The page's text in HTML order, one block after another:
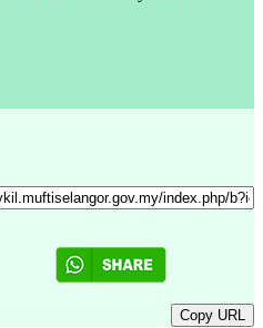
Copy URL